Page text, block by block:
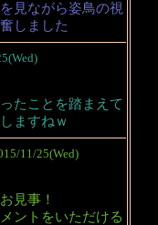
見ながら姿鳥の視
しました
たことを踏まえて
ますねｗ
11/25(Wed)
見事！
ントをいただける